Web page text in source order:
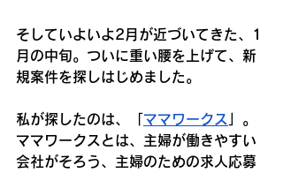
そしていよいよ2月が近づいてきた、1
月の中旬。ついに重い腰を上げて、新
規案件を探しはじめました。
私が探したのは、「 ママワークス
」。
ママワークスとは、主婦が働きやすい
会社がそろう、主婦のための求人応募